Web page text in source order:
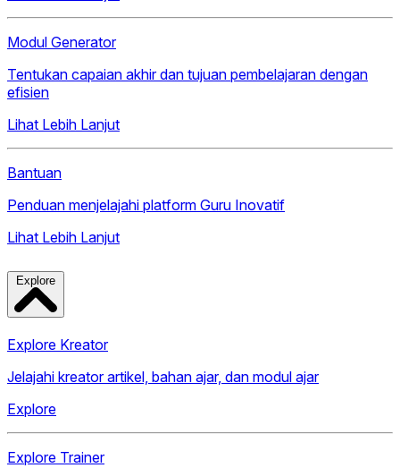
Modul Generator
Tentukan capaian akhir dan tujuan pembelajaran dengan
efisien
Lihat Lebih Lanjut
Bantuan
Penduan menjelajahi platform Guru Inovatif
Lihat Lebih Lanjut
Explore
Explore Kreator
Jelajahi kreator artikel, bahan ajar, dan modul ajar
Explore
Explore Trainer